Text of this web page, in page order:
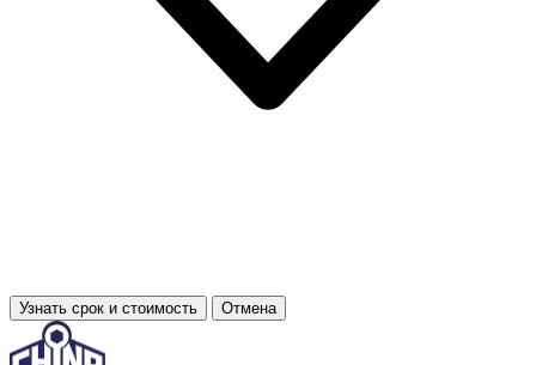
Узнать срок и стоимость Отмена